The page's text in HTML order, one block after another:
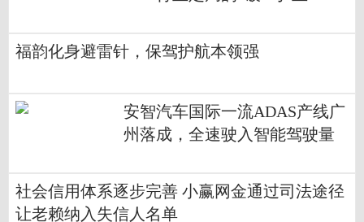
福韵化身避雷针，保驾护航本领强
安智汽车国际一流ADAS产线广
州落成，全速驶入智能驾驶量
社会信用体系逐步完善 小赢网金通过司法途径
让老赖纳入失信人名单